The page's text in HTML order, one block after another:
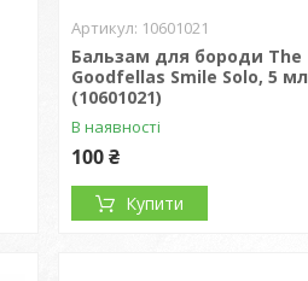
10601021
Бальзам для бороди The
Goodfellas Smile Solo, 5 мл
(10601021)
В наявності
100 ₴
Купити